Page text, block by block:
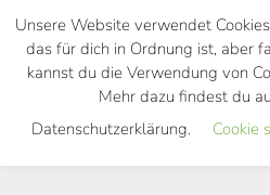
Skip
main
Unsere Website verwendet
das für dich in Ordnung ist, aber
kannst du die Verwendung von
Mehr dazu findest du
Datenschutzerklärung.
Cookie